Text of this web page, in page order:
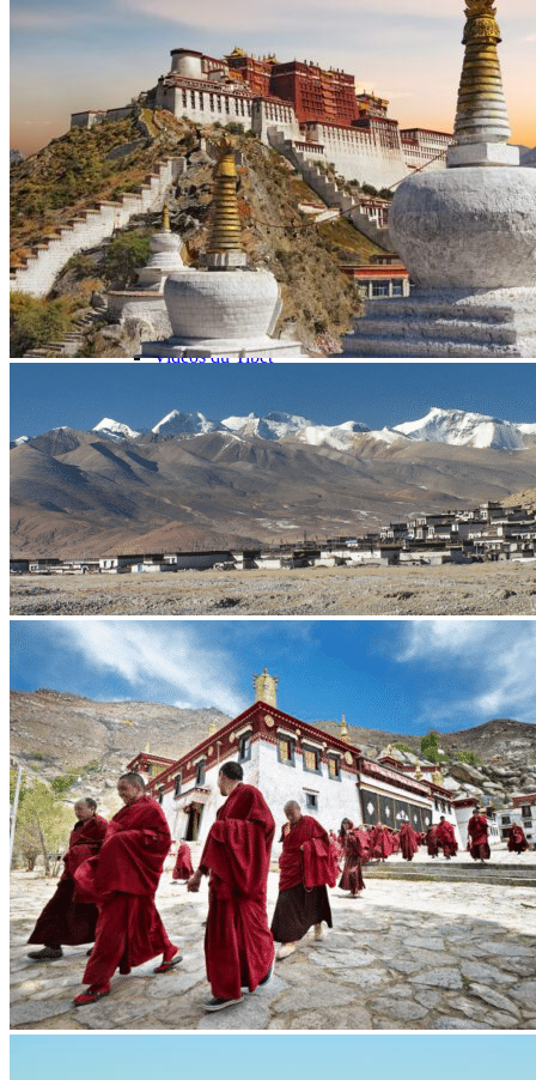
Quand partir ?
Printemps
Eté
Automne
Hiver
Infos pratiques
Préparer son voyage
Hôtels partenaires
Visa et permis de voyage au Tibet
Vols en avion au Tibet
Prendre le train vers le Tibet
Quand partir au Tibet ?
Mal d’altitude au Tibet
Festivals au Tibet
Histoire du Tibet
Bouddhisme tibétain
Vidéos du Tibet
Réseau Asian Roads
Garanties et engagements Asian Roads
Avis de nos voyageurs
Demande d'info
09 83 07 44 60